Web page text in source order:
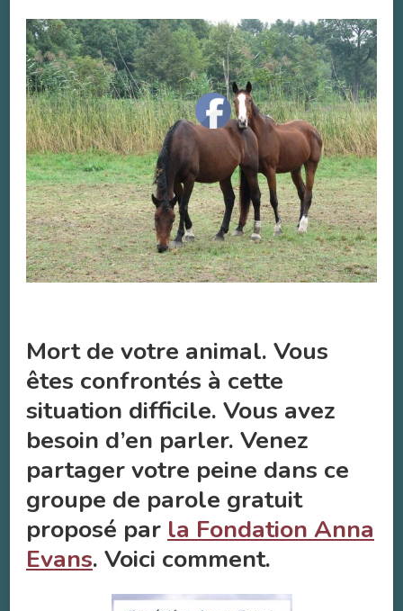
ANIMAL
:
BESOIN
D’EN
PARLER
Mort de votre animal. Vous
êtes confrontés à cette
situation difficile. Vous avez
besoin d’en parler. Venez
partager votre peine dans ce
groupe de parole gratuit
proposé par la Fondation Anna
Evans. Voici comment.